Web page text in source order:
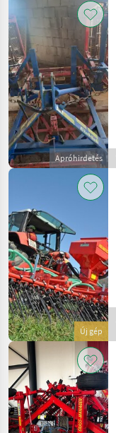
Kategória 4
AKTUÁLIS
ÚTVONAL
Mezőgazdasági
gépek/eszközök
Vetes Es
Noevenyapolas
Retborona
KIVÁLASZTÁSA
Einböck
Stekro
Wölfleder
Zagroda
Metal-Technik
Gorenc
Mind a 22
Visszaállítás
Apróhirdetés
Új gép